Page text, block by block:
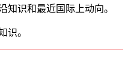
知识和最近国际上动向。
识。